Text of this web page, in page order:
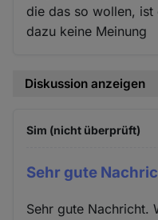
die das so wollen, ist
dazu keine Meinung
Diskussion anzeigen
Sim (nicht überprüft)
Sehr gute
Sehr gute Nachricht.